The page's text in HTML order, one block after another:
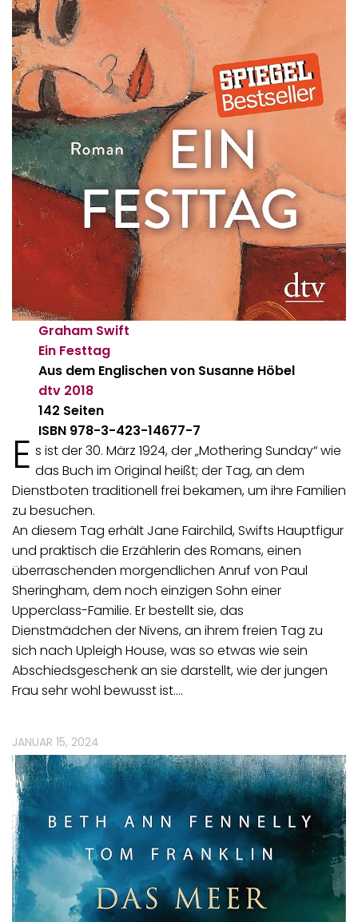
Graham Swift
Ein Festtag
Aus dem Englischen von Susanne Höbel
dtv 2018
142 Seiten
ISBN 978-3-423-14677-7
E s ist der 30. März 1924, der „Mothering Sunday“ wie
das Buch im Original heißt; der Tag, an dem
Dienstboten traditionell frei bekamen, um ihre Familien
zu besuchen.
An diesem Tag erhält Jane Fairchild, Swifts Hauptfigur
und praktisch die Erzählerin des Romans, einen
überraschenden morgendlichen Anruf von Paul
Sheringham, dem noch einzigen Sohn einer
Upperclass-Familie. Er bestellt sie, das
Dienstmädchen der Nivens, an ihrem freien Tag zu
sich nach Upleigh House, was so etwas wie sein
Abschiedsgeschenk an sie darstellt, wie der jungen
Frau sehr wohl bewusst ist.…
JANUAR 15, 2024